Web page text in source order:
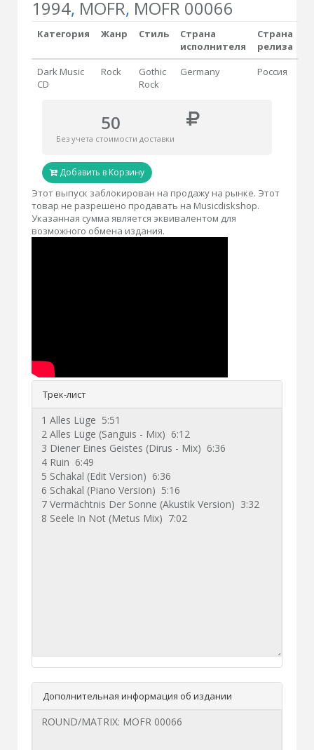
1994, MOFR, MOFR 00066
Категория Жанр Стиль
Страна
исполнителя
Страна
релиза
Dark Music
CD
Rock
Gothic
Rock
Germany Россия
50
Без учета стоимости доставки
Добавить в Корзину
Этот выпуск заблокирован на продажу на рынке. Этот
товар не разрешено продавать на Musicdiskshop.
Указанная сумма является эквивалентом для
возможного обмена издания.
Трек-лист
Дополнительная информация об издании